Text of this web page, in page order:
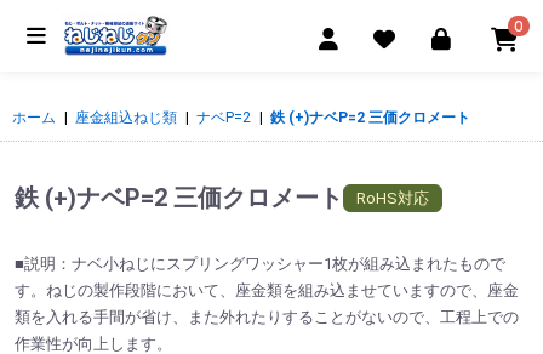
0
ホーム 座金組込ねじ類 ナベP=2 鉄 (+)ナベP=2 三価クロメート
鉄 (+)ナベP=2 三価クロメート RoHS対応
■説明：ナベ小ねじにスプリングワッシャー1枚が組み込まれたもので
す。ねじの製作段階において、座金類を組み込ませていますので、座金
類を入れる手間が省け、また外れたりすることがないので、工程上での
作業性が向上します。